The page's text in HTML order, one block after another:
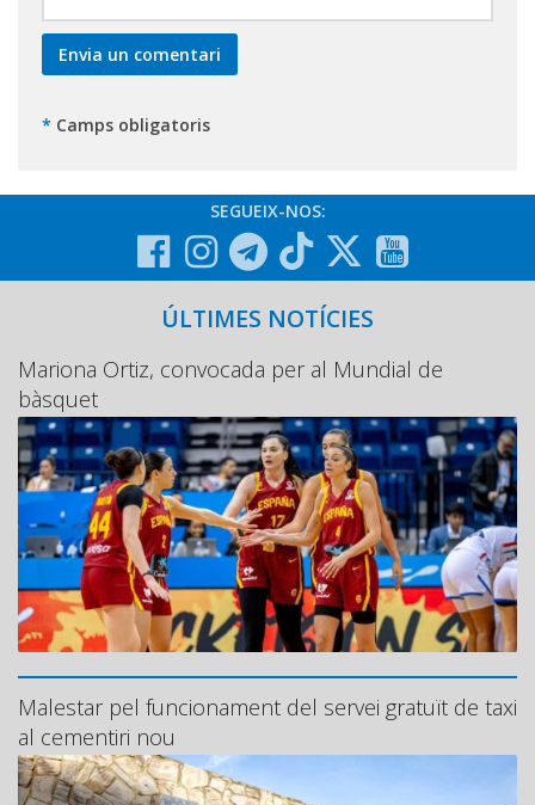
* Camps obligatoris
SEGUEIX-NOS:
ÚLTIMES NOTÍCIES
Mariona Ortiz, convocada per al Mundial de
bàsquet
Malestar pel funcionament del servei gratuït de taxi
al cementiri nou